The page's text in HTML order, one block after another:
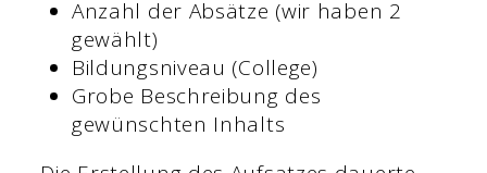
Anzahl der Absätze (wir haben 2
gewählt)
Bildungsniveau (College)
Grobe Beschreibung des
gewünschten Inhalts